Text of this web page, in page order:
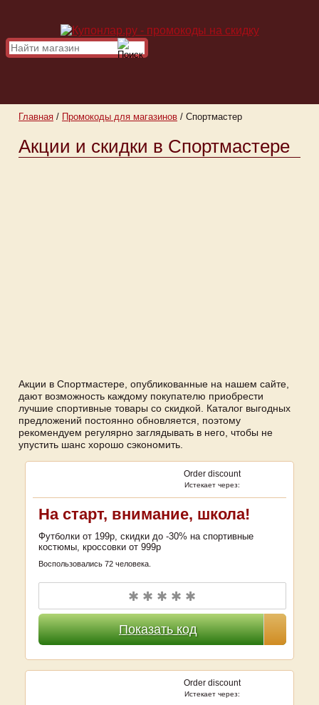
Главная / Промокоды для магазинов / Спортмастер
Акции и скидки в Спортмастере
Акции в Спортмастере, опубликованные на нашем сайте,
дают возможность каждому покупателю приобрести
лучшие спортивные товары со скидкой. Каталог выгодных
предложений постоянно обновляется, поэтому
рекомендуем регулярно заглядывать в него, чтобы не
упустить шанс хорошо сэкономить.
Order discount
Истекает через:
На старт, внимание, школа!
Футболки от 199р, скидки до -30% на спортивные
костюмы, кроссовки от 999р
Воспользовались 72 человека.
Показать код
✱ ✱ ✱ ✱ ✱
Order discount
Истекает через: